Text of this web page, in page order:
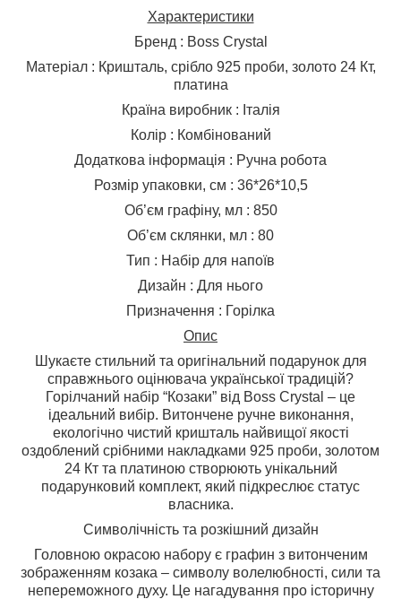
Характеристики
Бренд : Boss Crystal
Матеріал : Кришталь, срібло 925 проби, золото 24 Кт,
платина
Країна виробник : Італія
Колір : Комбінований
Додаткова інформація : Ручна робота
Розмір упаковки, см : 36*26*10,5
Об’єм графіну, мл : 850
Об’єм склянки, мл : 80
Тип : Набір для напоїв
Дизайн : Для нього
Призначення : Горілка
Опис
Шукаєте стильний та оригінальний подарунок для
справжнього оцінювача української традицій?
Горілчаний набір “Козаки” від Boss Crystal – це
ідеальний вибір. Витончене ручне виконання,
екологічно чистий кришталь найвищої якості
оздоблений срібними накладками 925 проби, золотом
24 Кт та платиною створюють унікальний
подарунковий комплект, який підкреслює статус
власника.
Символічність та розкішний дизайн
Головною окрасою набору є графин з витонченим
зображенням козака – символу волелюбності, сили та
непереможного духу. Це нагадування про історичну